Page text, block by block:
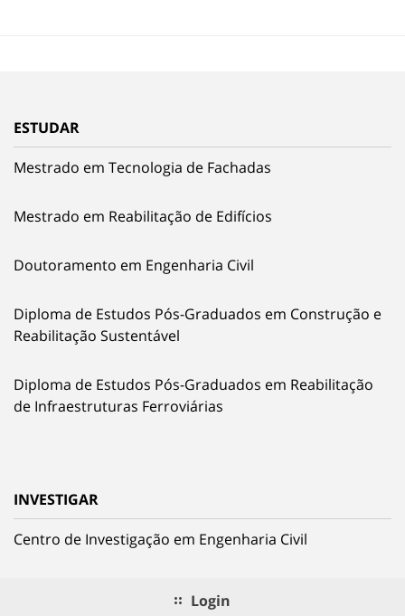
ESTUDAR
Mestrado em Tecnologia de Fachadas
Mestrado em Reabilitação de Edifícios
Doutoramento em Engenharia Civil
Diploma de Estudos Pós-Graduados em Construção e
Reabilitação Sustentável
Diploma de Estudos Pós-Graduados em Reabilitação
de Infraestruturas Ferroviárias
INVESTIGAR
Centro de Investigação em Engenharia Civil
Login